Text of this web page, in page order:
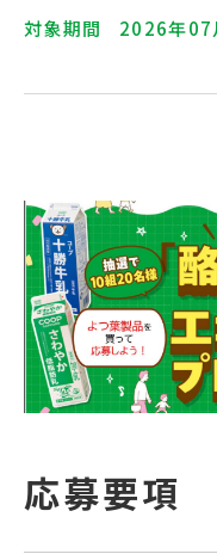
対象期間
2026年07